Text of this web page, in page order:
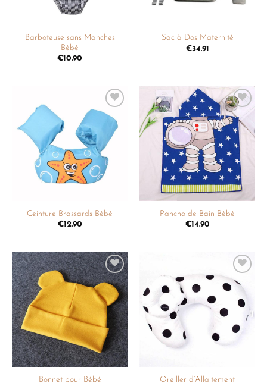
Barboteuse sans Manches
Bébé
€10.90
Sac à Dos Maternité
€34.91
Ajouter
liste de
souhaits
Ceinture Brassards Bébé
€12.90
Ajouter
à la
liste de
souhaits
Pancho de Bain Bébé
€14.90
Ajouter
à la
liste de
souhaits
Bonnet pour Bébé
Ajouter
liste de
souhaits
Oreiller d’Allaitement